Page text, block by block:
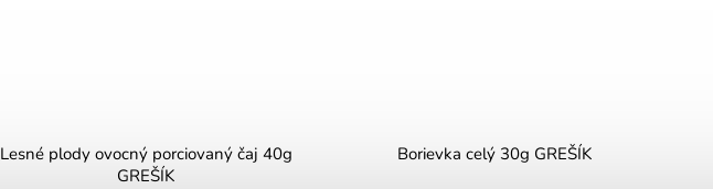
Lesné plody ovocný porciovaný čaj 40g
GREŠÍK
Borievka celý 30g GREŠÍK